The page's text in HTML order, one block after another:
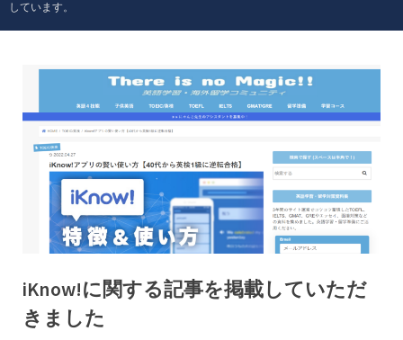
しています。
iKnow!に関する記事を掲載していただ
きました